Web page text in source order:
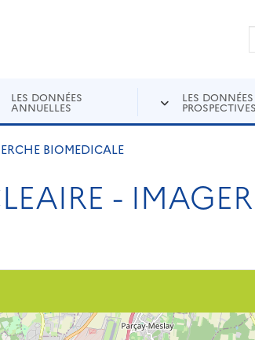
LES DONNÉES
ANNUELLES
LES DONNÉES
PROSPECTIVES
BIOMEDICALE
-